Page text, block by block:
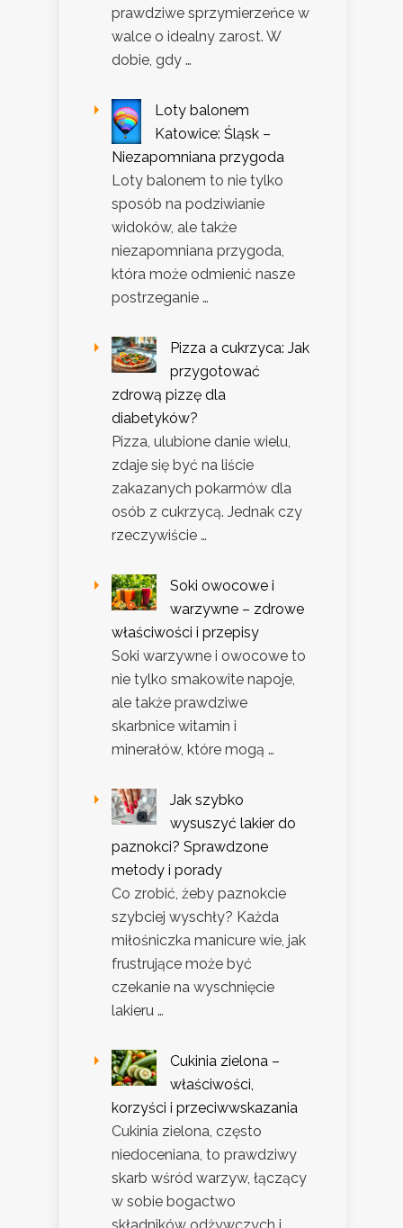
prawdziwe sprzymierzeńce w
walce o idealny zarost. W
dobie, gdy …
Loty balonem
Katowice: Śląsk –
Niezapomniana przygoda
Loty balonem to nie tylko
sposób na podziwianie
widoków, ale także
niezapomniana przygoda,
która może odmienić nasze
postrzeganie …
Pizza a cukrzyca: Jak
przygotować
zdrową pizzę dla
diabetyków?
Pizza, ulubione danie wielu,
zdaje się być na liście
zakazanych pokarmów dla
osób z cukrzycą. Jednak czy
rzeczywiście …
Soki owocowe i
warzywne – zdrowe
właściwości i przepisy
Soki warzywne i owocowe to
nie tylko smakowite napoje,
ale także prawdziwe
skarbnice witamin i
minerałów, które mogą …
Jak szybko
wysuszyć lakier do
paznokci? Sprawdzone
metody i porady
Co zrobić, żeby paznokcie
szybciej wyschły? Każda
miłośniczka manicure wie, jak
frustrujące może być
czekanie na wyschnięcie
lakieru …
Cukinia zielona –
właściwości,
korzyści i przeciwwskazania
Cukinia zielona, często
niedoceniana, to prawdziwy
skarb wśród warzyw, łączący
w sobie bogactwo